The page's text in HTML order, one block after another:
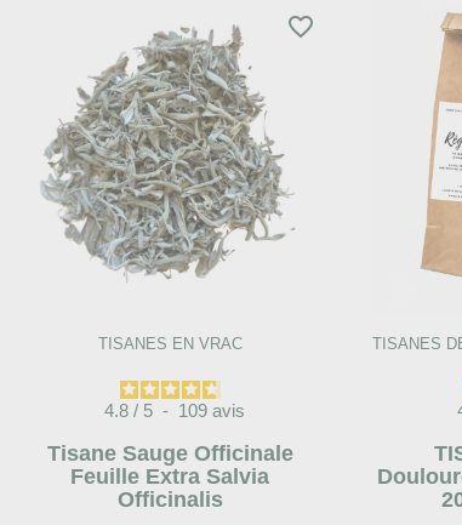
TISANES EN VRAC
4.8 / 5 - 109avis
Tisane Sauge Officinale
Feuille Extra Salvia
Officinalis
favorite_border
TISANES